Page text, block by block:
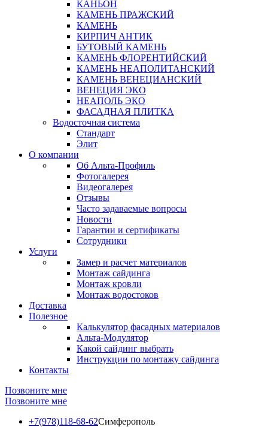
КАНЬОН
КАМЕНЬ ПРАЖСКИЙ
КАМЕНЬ
КИРПИЧ АНТИК
БУТОВЫЙ КАМЕНЬ
КАМЕНЬ ФЛОРЕНТИЙСКИЙ
КАМЕНЬ НЕАПОЛИТАНСКИЙ
КАМЕНЬ ВЕНЕЦИАНСКИЙ
ВЕНЕЦИЯ ЭКО
НЕАПОЛЬ ЭКО
ФАСАДНАЯ ПЛИТКА
Водосточная система
Стандарт
Элит
О компании
Об Альта-Профиль
Фотогалерея
Видеогалерея
Отзывы
Часто задаваемые вопросы
Новости
Гарантии и сертификаты
Сотрудники
Услуги
Замер и расчет материалов
Монтаж сайдинга
Монтаж кровли
Монтаж водостоков
Доставка
Полезное
Калькулятор фасадных материалов
Альта-Модулятор
Какой сайдинг выбрать
Инструкции по монтажу сайдинга
Контакты
Позвоните мне
Позвоните мне
+7(978)118-68-62Симферополь